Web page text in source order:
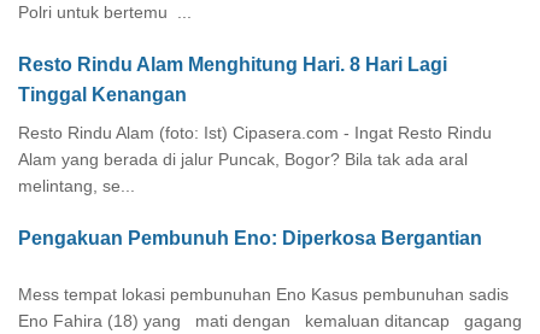
Polri untuk bertemu ...
Resto Rindu Alam Menghitung Hari. 8 Hari Lagi
Tinggal Kenangan
Resto Rindu Alam (foto: Ist) Cipasera.com - Ingat Resto Rindu
Alam yang berada di jalur Puncak, Bogor? Bila tak ada aral
melintang, se...
Pengakuan Pembunuh Eno: Diperkosa Bergantian
Mess tempat lokasi pembunuhan Eno Kasus pembunuhan sadis
Eno Fahira (18) yang mati dengan kemaluan ditancap gagang